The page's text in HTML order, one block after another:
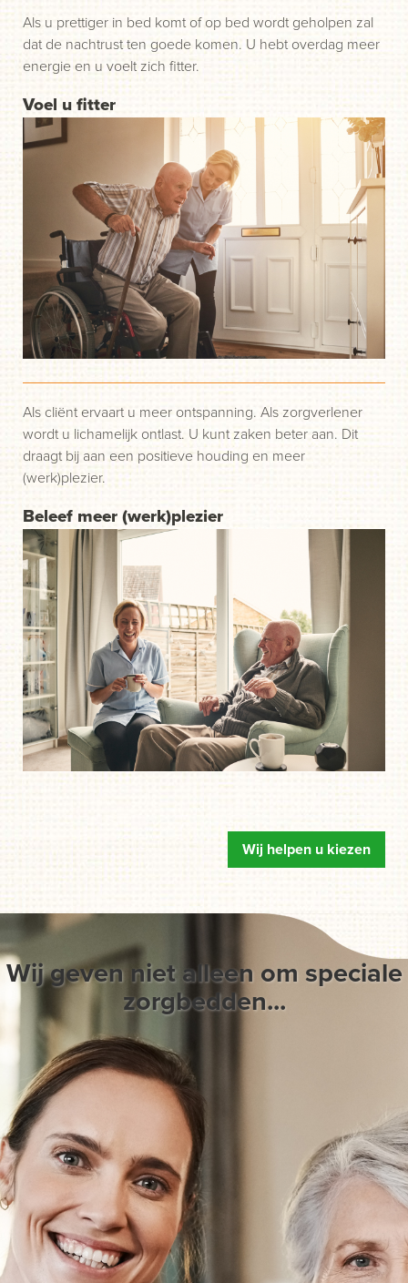
Voel u fitter
Als u prettiger in bed komt of op bed wordt geholpen zal
dat de nachtrust ten goede komen. U hebt overdag meer
energie en u voelt zich fitter.
Beleef meer (werk)plezier
Als cliënt ervaart u meer ontspanning. Als zorgverlener
wordt u lichamelijk ontlast. U kunt zaken beter aan. Dit
draagt bij aan een positieve houding en meer
(werk)plezier.
Wij helpen u kiezen
Wij geven niet alleen om speciale
zorgbedden...